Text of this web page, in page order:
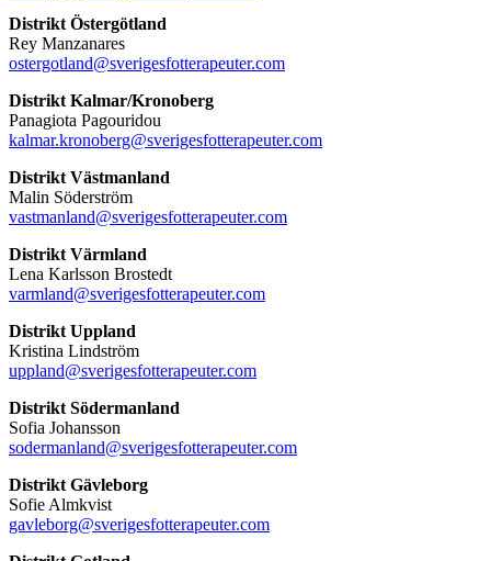
Distrikt Östergötland
Rey Manzanares
ostergotland@sverigesfotterapeuter.com
Distrikt Kalmar/Kronoberg
Panagiota Pagouridou
kalmar.kronoberg@sverigesfotterapeuter.com
Distrikt Västmanland
Malin Söderström
vastmanland@sverigesfotterapeuter.com
Distrikt Värmland
Lena Karlsson Brostedt
varmland@sverigesfotterapeuter.com
Distrikt Uppland
Kristina Lindström
uppland@sverigesfotterapeuter.com
Distrikt Södermanland
Sofia Johansson
sodermanland@sverigesfotterapeuter.com
Distrikt Gävleborg
Sofie Almkvist
gavleborg@sverigesfotterapeuter.com